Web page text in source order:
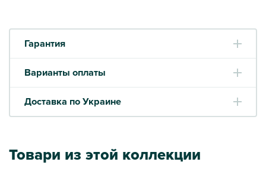
Гарантия
Варианты оплаты
Доставка по Украине
Товари из этой коллекции